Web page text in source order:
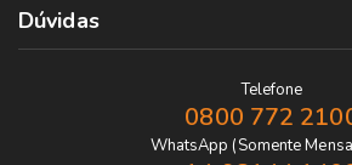
Dúvidas
Telefone
0800 772
WhatsApp (Somente